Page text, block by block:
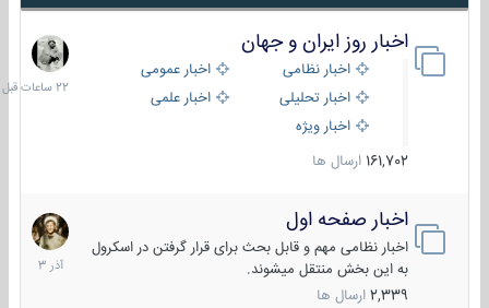
اخبار روز ایران و جهان
اخبار نظامی
اخبار عمومی
اخبار تحلیلی
اخبار علمی
اخبار ویژه
161,702 ارسال ها
22
ساعات
قبل
اخبار صفحه اول
اخبار نظامی مهم و قابل بحث برای قرار گرفتن در اسکرول
به این بخش منتقل میشوند.
2,339 ارسال ها
7
آذر
1403